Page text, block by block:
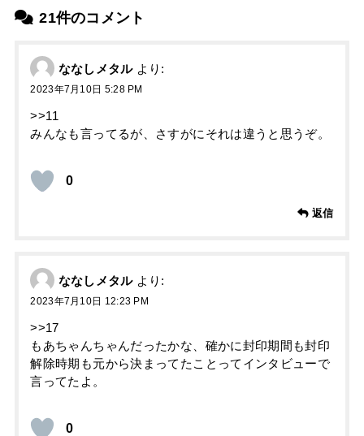
21件のコメント
ななしメタル より:
2023年7月10日 5:28 PM
>>11
みんなも言ってるが、さすがにそれは違うと思うぞ。
0
返信
ななしメタル より:
2023年7月10日 12:23 PM
>>17
もあちゃんちゃんだったかな、確かに封印期間も封印
解除時期も元から決まってたことってインタビューで
言ってたよ。
0